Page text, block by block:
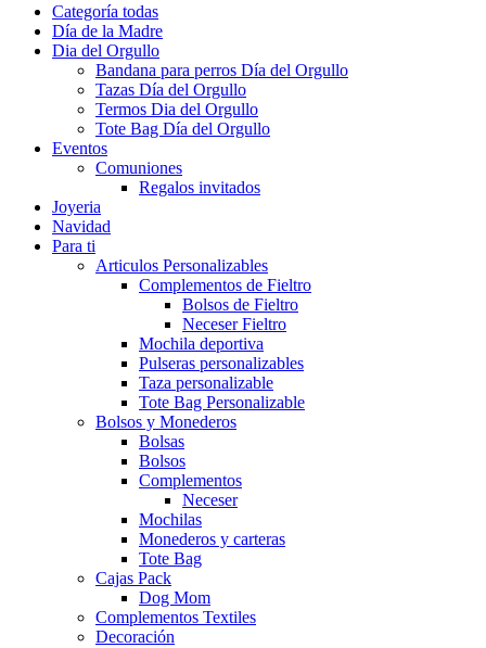
Categoría todas
Día de la Madre
Dia del Orgullo
Bandana para perros Día del Orgullo
Tazas Día del Orgullo
Termos Dia del Orgullo
Tote Bag Día del Orgullo
Eventos
Comuniones
Regalos invitados
Joyeria
Navidad
Para ti
Articulos Personalizables
Complementos de Fieltro
Bolsos de Fieltro
Neceser Fieltro
Mochila deportiva
Pulseras personalizables
Taza personalizable
Tote Bag Personalizable
Bolsos y Monederos
Bolsas
Bolsos
Complementos
Neceser
Mochilas
Monederos y carteras
Tote Bag
Cajas Pack
Dog Mom
Complementos Textiles
Decoración